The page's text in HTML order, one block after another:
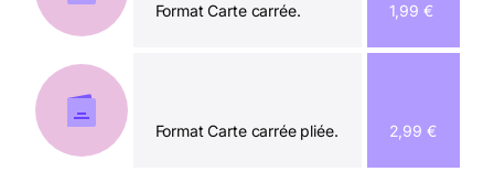
Format Carte carrée. 1,99 €
Format Carte carrée pliée. 2,99 €